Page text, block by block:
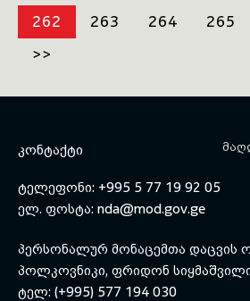
ერთიანობისთვის
საქართველოს
ლოგისტიკის,
სამხედრო
არტილერიის
262
263 264 265
>>
ᲙᲝᲜᲢᲐᲥᲢᲘ
ტელეფონი: +995 5 77 19 92 05
ელ. ფოსტა: nda@mod.gov.ge
პერსონალურ მონაცემთა დაცვის
პოლკოვნიკი, ფრიდონ
ტელ: (+995) 577 194 030